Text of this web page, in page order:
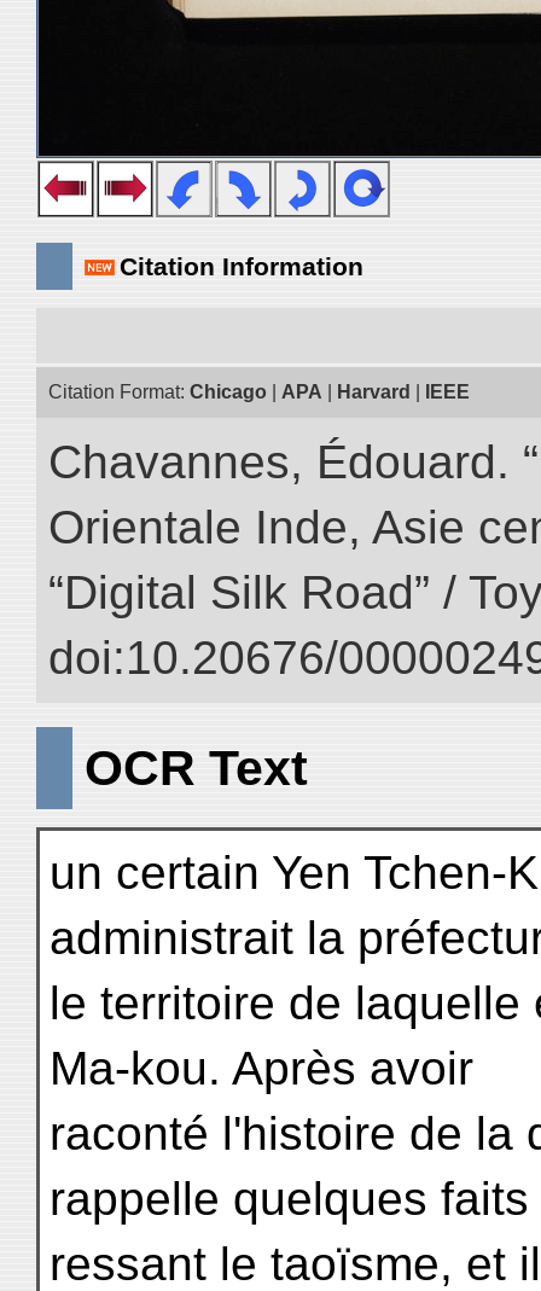
Citation Information
Citation Format: Chicago APA Harvard IEEE
Chavannes, Édouard.
Orientale Inde, Asie
“Digital Silk Road” /
doi:10.20676/
OCR Text
un certain Yen Tchen-
administrait la
le territoire de
Ma-kou. Après avoir
raconté l'histoire de la
rappelle quelques faits
ressant le taoïsme, et